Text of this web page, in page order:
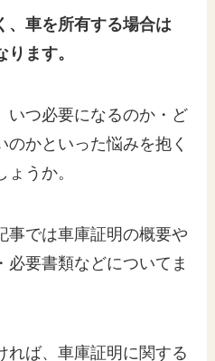
、車を所有する場合は
ります。
いつ必要になるのか・ど
かといった悩みを抱く
うか。
事では車庫証明の概要や
必要書類などについてま
れば、車庫証明に関する